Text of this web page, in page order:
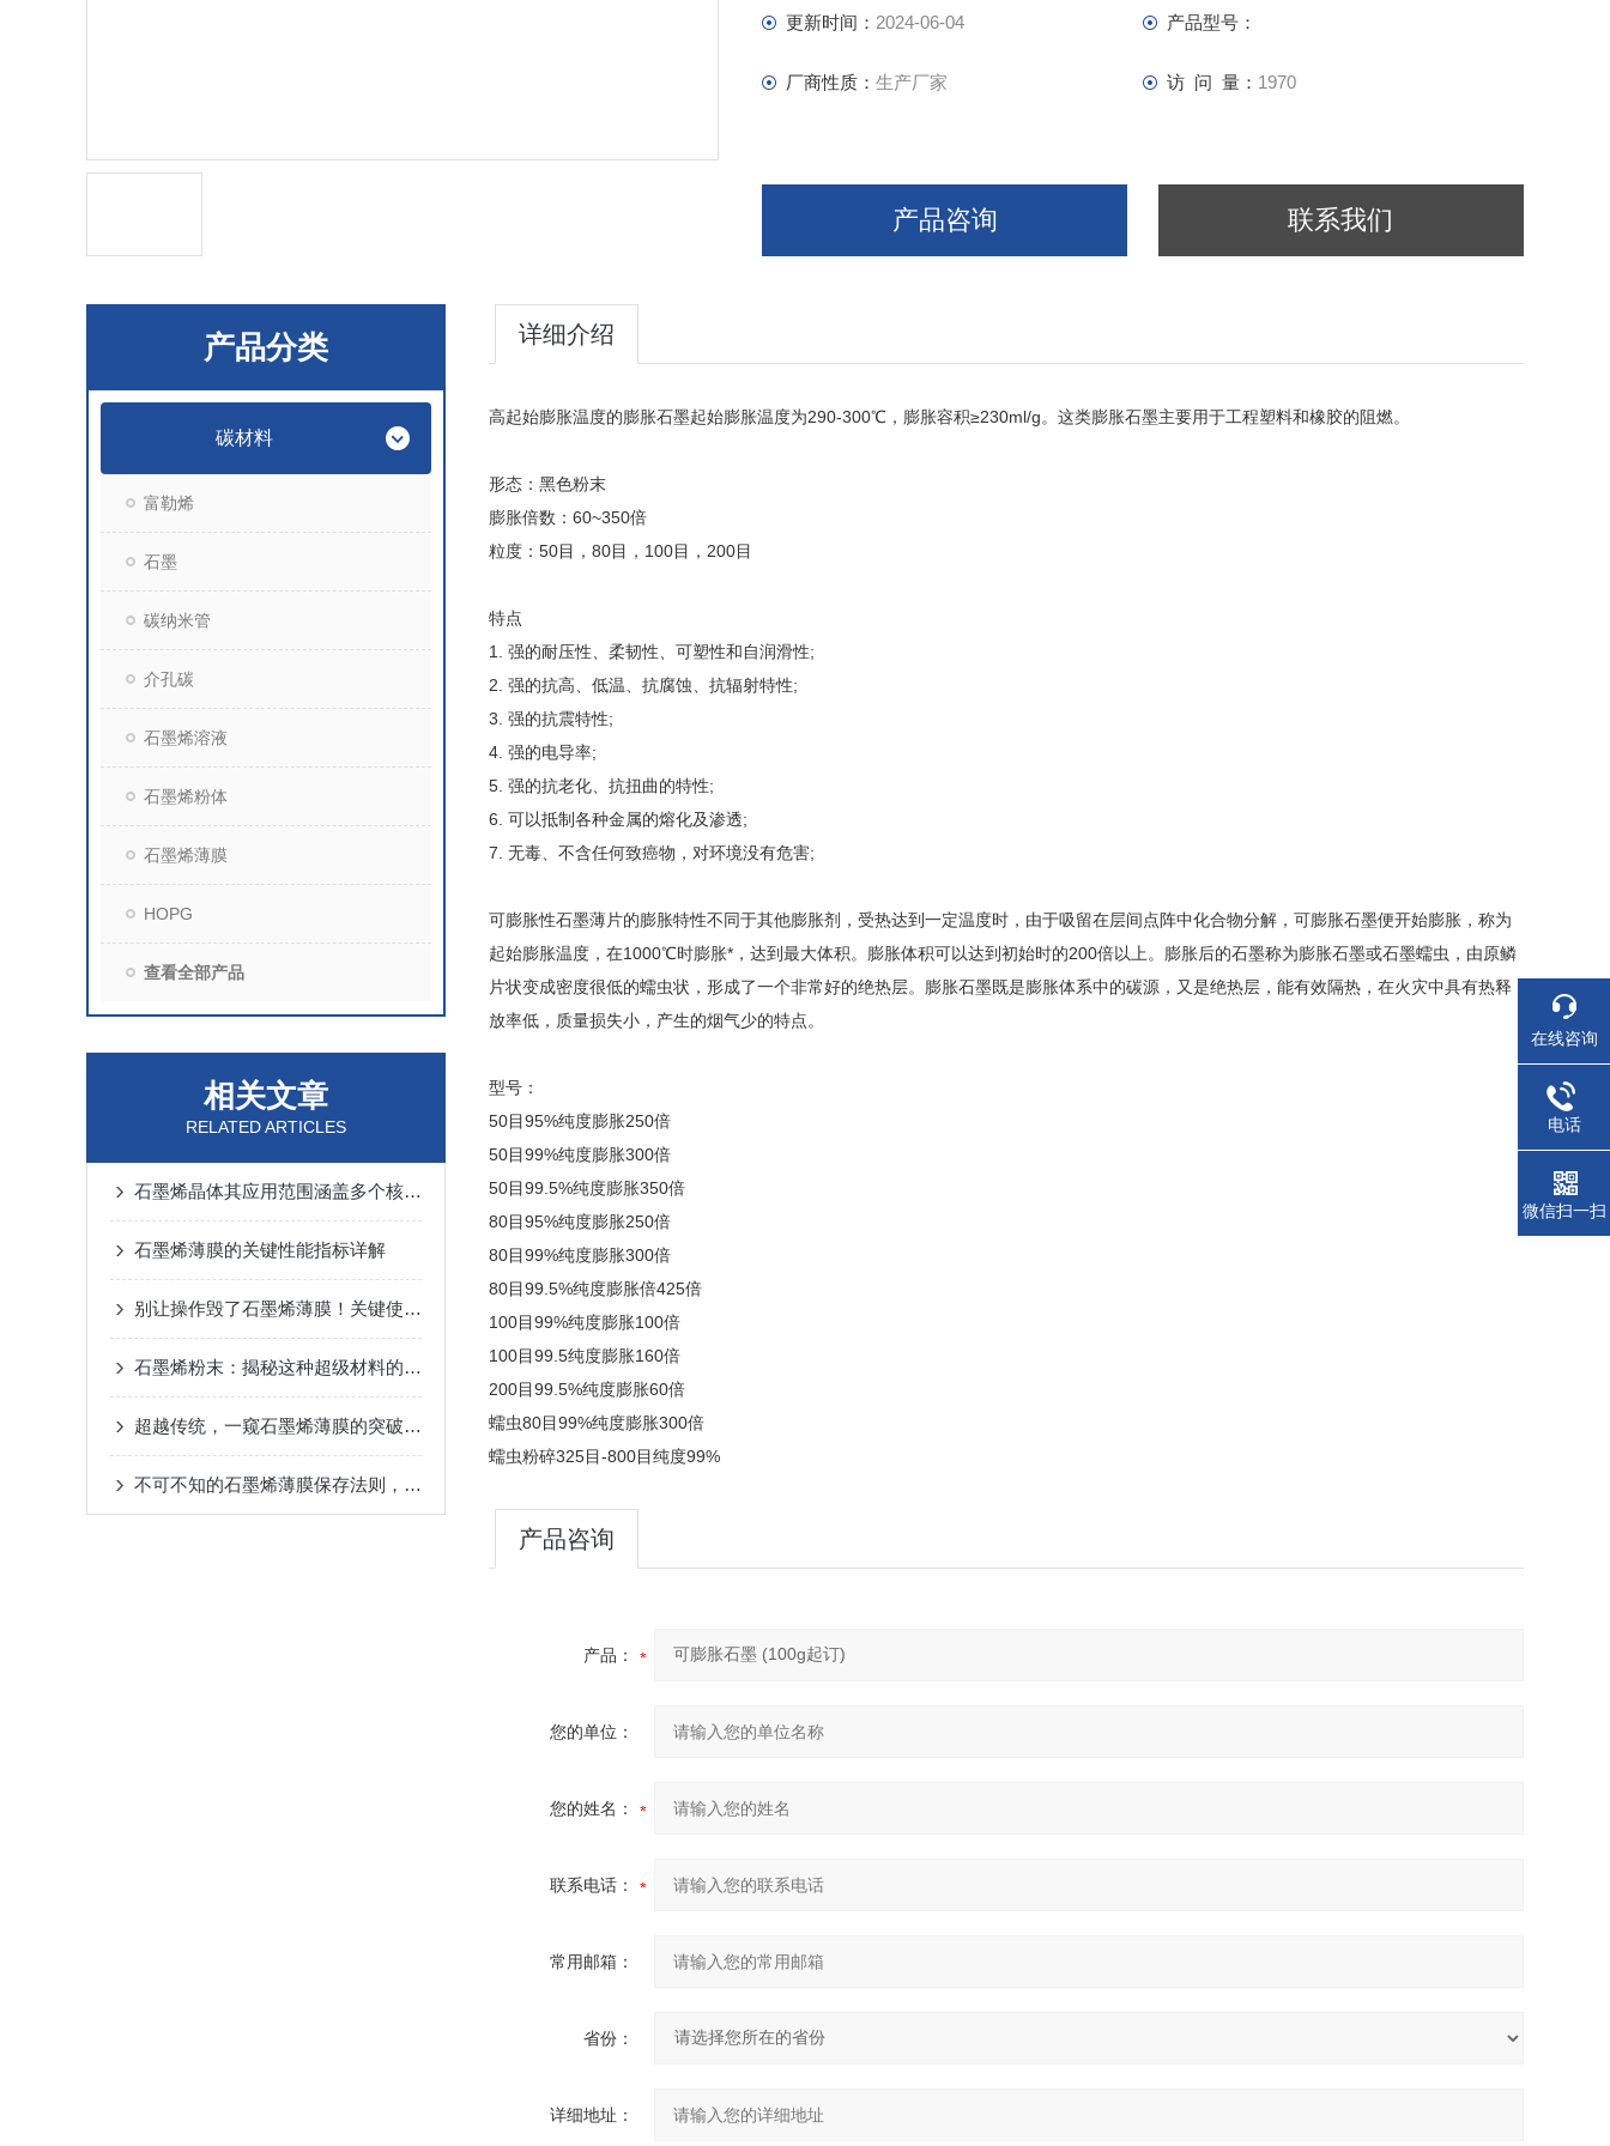
更新时间： 2024-06-04 产品型号：
厂商性质： 生产厂家 访 问 量： 1970
产品咨询 联系我们
产品分类
碳材料
富勒烯
石墨
碳纳米管
介孔碳
石墨烯溶液
石墨烯粉体
石墨烯薄膜
HOPG
查看全部产品
相关文章
RELATED ARTICLES
石墨烯晶体其应用范围涵盖多个核心领域
石墨烯薄膜的关键性能指标详解
别让操作毁了石墨烯薄膜！关键使用要点，看完少走弯路
石墨烯粉末：揭秘这种超级材料的惊人应用
超越传统，一窥石墨烯薄膜的突破性应用
不可不知的石墨烯薄膜保存法则，延长使用寿命！
详细介绍
高起始膨胀温度的膨胀石墨起始膨胀温度为290-300℃，膨胀容积≥230ml/g。这类膨胀石墨主要用于工程塑料和橡胶的阻燃。
形态：黑色粉末
膨胀倍数：60~350倍
粒度：50目，80目，100目，200目
特点
1. 强的耐压性、柔韧性、可塑性和自润滑性;
2. 强的抗高、低温、抗腐蚀、抗辐射特性;
3. 强的抗震特性;
4. 强的电导率;
5. 强的抗老化、抗扭曲的特性;
6. 可以抵制各种金属的熔化及渗透;
7. 无毒、不含任何致癌物，对环境没有危害;
可膨胀性石墨薄片的膨胀特性不同于其他膨胀剂，受热达到一定温度时，由于吸留在层间点阵中化合物分解，可膨胀石墨便开始膨胀，称为
起始膨胀温度，在1000℃时膨胀*，达到最大体积。膨胀体积可以达到初始时的200倍以上。膨胀后的石墨称为膨胀石墨或石墨蠕虫，由原鳞
片状变成密度很低的蠕虫状，形成了一个非常好的绝热层。膨胀石墨既是膨胀体系中的碳源，又是绝热层，能有效隔热，在火灾中具有热释
放率低，质量损失小，产生的烟气少的特点。
型号：
50目95%纯度膨胀250倍
50目99%纯度膨胀300倍
50目99.5%纯度膨胀350倍
80目95%纯度膨胀250倍
80目99%纯度膨胀300倍
80目99.5%纯度膨胀倍425倍
100目99%纯度膨胀100倍
100目99.5纯度膨胀160倍
200目99.5%纯度膨胀60倍
蠕虫80目99%纯度膨胀300倍
蠕虫粉碎325目-800目纯度99%
产品咨询
产品：
您的单位：
您的姓名：
联系电话：
常用邮箱：
省份：
详细地址：
在线咨询
电话
微信扫一扫